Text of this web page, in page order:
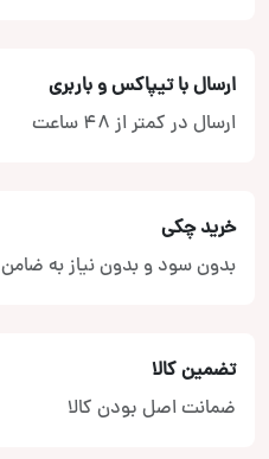
ارسال با تیپاکس و باربری
ارسال در کمتر از 48 ساعت
خرید چکی
بدون سود و بدون نیاز به ضامن
تضمین کالا
ضمانت اصل بودن کالا